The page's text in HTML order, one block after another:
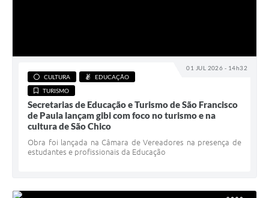
01 JUL 2026 - 14h32
CULTURA
EDUCAÇÃO
TURISMO
Secretarias de Educação e Turismo de São Francisco
de Paula lançam gibi com foco no turismo e na
cultura de São Chico
Obra foi lançada na Câmara de Vereadores na presença de
estudantes e profissionais da Educação